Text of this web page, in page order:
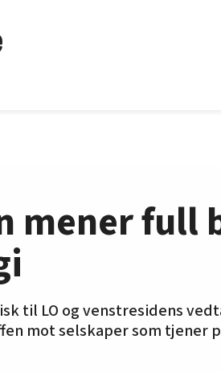
mener full
til LO og venstresidens
mot selskaper som tjener